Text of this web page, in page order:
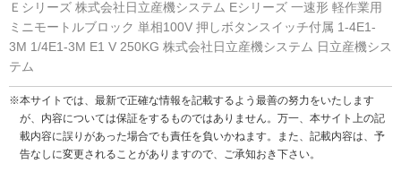
Ｅシリーズ 株式会社日立産機システム Eシリーズ 一速形 軽作業用
ミニモートルブロック 単相100V 押しボタンスイッチ付属 1-4E1-
3M 1/4E1-3M E1 V 250KG 株式会社日立産機システム 日立産機シス
テム
※本サイトでは、最新で正確な情報を記載するよう最善の努力をいたします
が、内容については保証をするものではありません。万一、本サイト上の記
載内容に誤りがあった場合でも責任を負いかねます。また、記載内容は、予
告なしに変更されることがありますので、ご承知おき下さい。